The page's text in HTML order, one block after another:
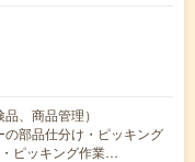
、商品管理）
の部品仕分け・ピッキング
ピッキング作業…